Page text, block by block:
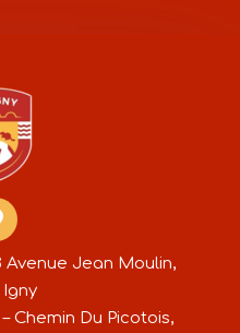
Avenue Jean Moulin,
Igny
Chemin Du Picotois,